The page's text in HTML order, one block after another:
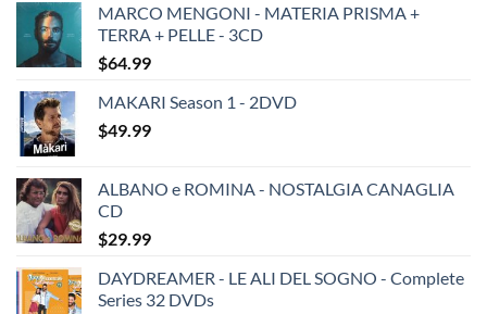
MARCO MENGONI - MATERIA PRISMA +
TERRA + PELLE - 3CD
$64.99
MAKARI Season 1 - 2DVD
$49.99
ALBANO e ROMINA - NOSTALGIA CANAGLIA
CD
$29.99
DAYDREAMER - LE ALI DEL SOGNO - Complete
Series 32 DVDs